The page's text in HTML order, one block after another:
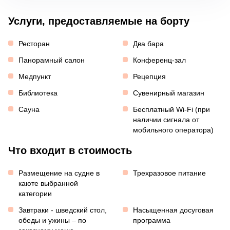
Услуги, предоставляемые на борту
Ресторан
Два бара
Панорамный салон
Конференц-зал
Медпункт
Рецепция
Библиотека
Сувенирный магазин
Сауна
Бесплатный Wi-Fi (при
наличии сигнала от
мобильного оператора)
Что входит в стоимость
Размещение на судне в
каюте выбранной
категории
Трехразовое питание
Завтраки - шведский стол,
обеды и ужины – по
Насыщенная досуговая
программа